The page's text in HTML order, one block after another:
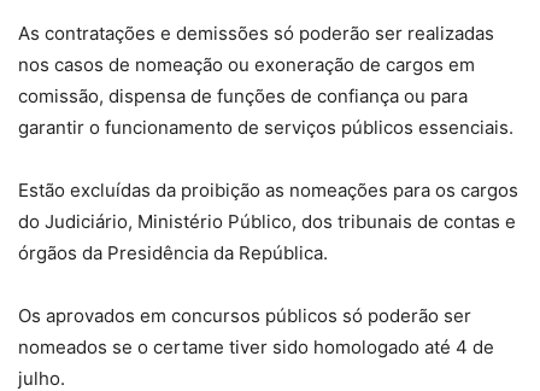
As contratações e demissões só poderão ser realizadas
nos casos de nomeação ou exoneração de cargos em
comissão, dispensa de funções de confiança ou para
garantir o funcionamento de serviços públicos essenciais.
Estão excluídas da proibição as nomeações para os cargos
do Judiciário, Ministério Público, dos tribunais de contas e
órgãos da Presidência da República.
Os aprovados em concursos públicos só poderão ser
nomeados se o certame tiver sido homologado até 4 de
julho.